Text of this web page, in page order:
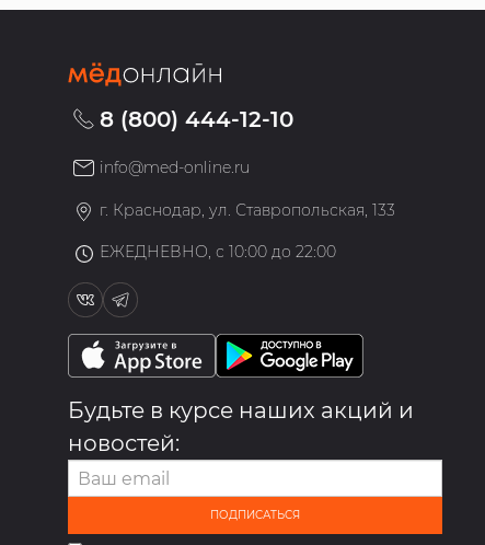
8 (800) 444-12-10
info@med-online.ru
г. Краснодар, ул. Ставропольская, 133
ЕЖЕДНЕВНО, с 10:00 до 22:00
Будьте в курсе наших акций и
новостей:
ПОДПИСАТЬСЯ